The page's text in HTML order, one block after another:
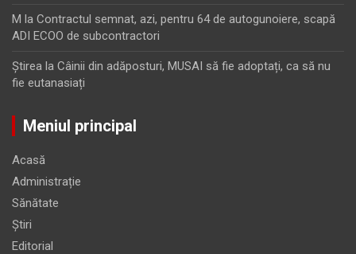
M la Contractul semnat, azi, pentru 64 de autogunoiere, scapă
ADI ECOO de subcontractori
Ştirea la Câinii din adăposturi, MUSAI să fie adoptați, ca să nu
fie eutanasiați
Meniul principal
Acasă
Administrație
Sănătate
Știri
Editorial